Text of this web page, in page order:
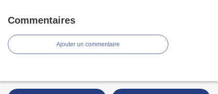
Commentaires
Ajouter un commentaire